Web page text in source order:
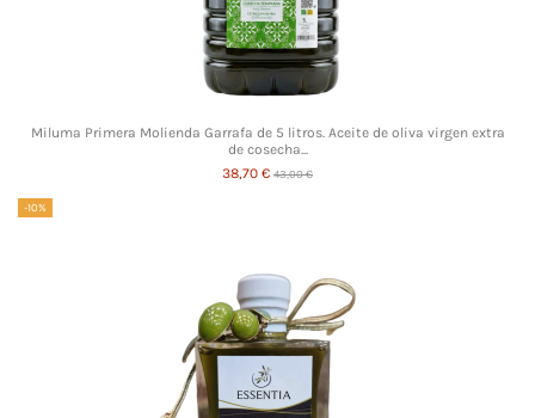
Miluma Primera Molienda Garrafa de 5 litros. Aceite de oliva virgen extra
de cosecha...
38,70 € 43,00 €
-10%